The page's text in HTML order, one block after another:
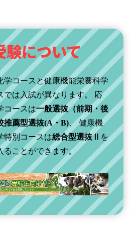
験について
学コースと健康機能栄養科学
では入試が異なります。 応
コースは一般選抜（前期・後
推薦型選抜(A・B) 、 健康機
特別コースは総合型選抜Ⅱ
を
ることができます。